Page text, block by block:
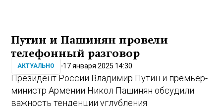
Путин и Пашинян провели
телефонный разговор
АКТУАЛЬНО 17 января 2025 14:30
Президент России Владимир Путин и премьер-
министр Армении Никол Пашинян обсудили
важность тенденции углубления